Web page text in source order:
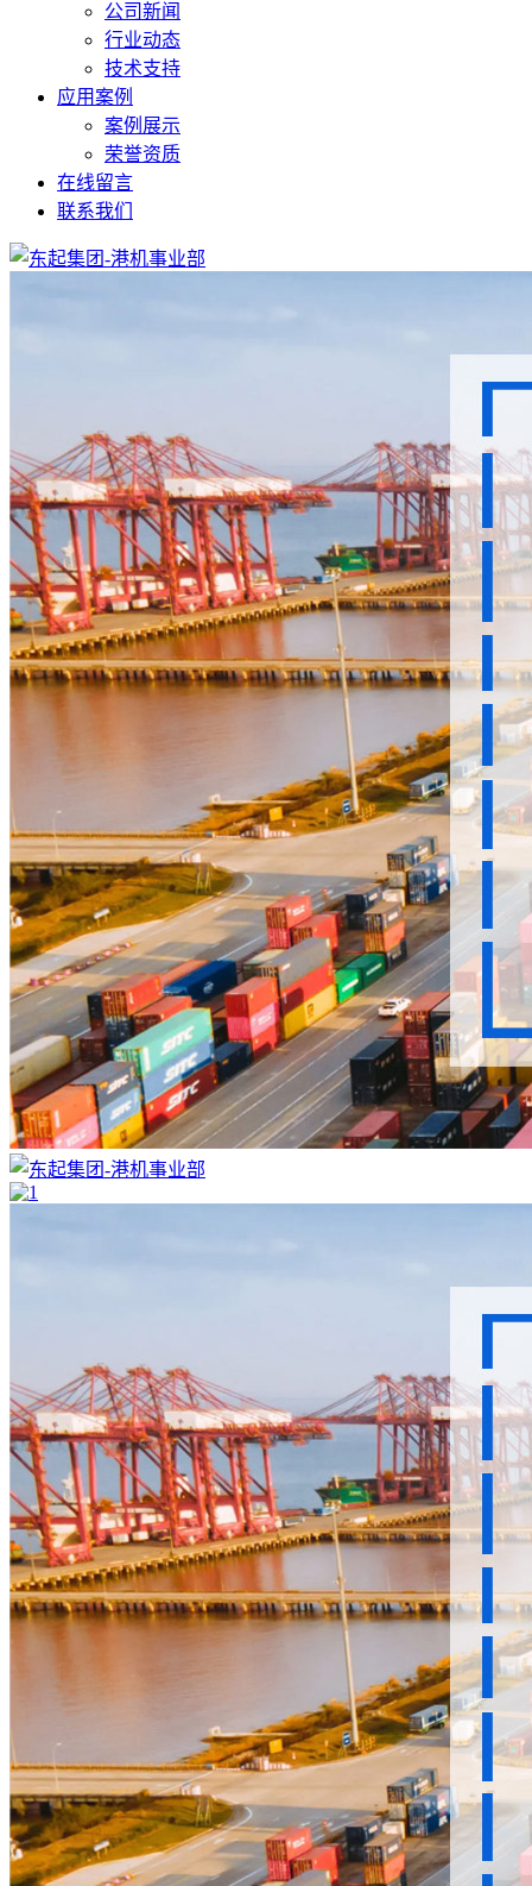
公司新闻
行业动态
技术支持
应用案例
案例展示
荣誉资质
在线留言
联系我们